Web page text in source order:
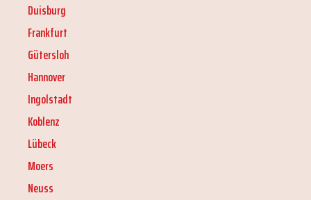
Duisburg
Frankfurt
Gütersloh
Hannover
Ingolstadt
Koblenz
Lübeck
Moers
Neuss